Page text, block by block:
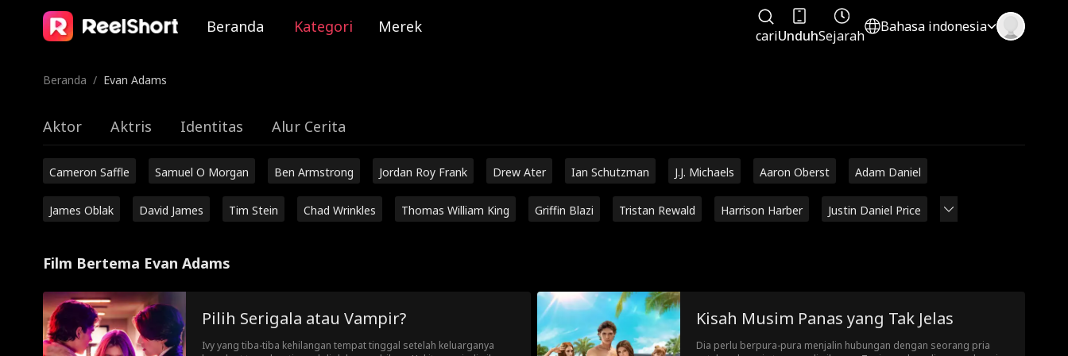
Beranda Kategori Merek cariUnduhSejarah
Bahasa indonesia
Beranda / Evan Adams
Aktor Aktris Identitas Alur Cerita
Cameron Saffle Samuel O Morgan Ben Armstrong Jordan Roy Frank Drew Ater Ian Schutzman J.J. Michaels Aaron Oberst Adam Daniel
James Oblak David James Tim Stein Chad Wrinkles Thomas William King Griffin Blazi Tristan Rewald Harrison Harber Justin Daniel Price
Film Bertema Evan Adams
Pilih Serigala atau Vampir?
Ivy yang tiba-tiba kehilangan tempat tinggal setelah keluarganya
Kisah Musim Panas yang Tak Jelas
Dia perlu berpura-pura menjalin hubungan dengan seorang pria